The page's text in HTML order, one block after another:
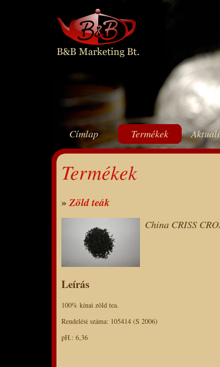
Címlap Termékek
Termékek
»Zöld teák
China CRISS
Leírás
100% kínai zöld tea.
Rendelési száma: 105414 (S 2006)
pH.: 6,36